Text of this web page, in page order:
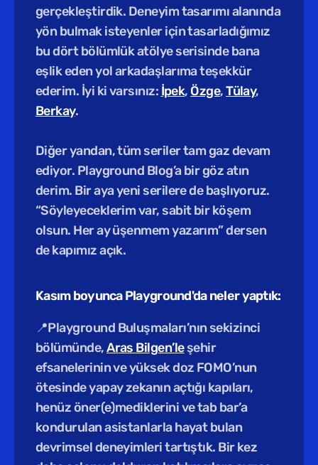
gerçekleştirdik. Deneyim tasarımı alanında
yön bulmak isteyenler için tasarladığımız
bu dört bölümlük atölye serisinde bana
eşlik eden yol arkadaşlarıma teşekkür
ederim. İyi ki varsınız: İpek, Özge, Tülay
Berkay.
Diğer yandan, tüm seriler tam gaz devam
ediyor. Playground Blog’a bir göz atın
derim. Bir aya yeni serilere de başlıyoruz.
“Söyleyeceklerim var, sabit bir köşem
olsun. Her ay üşenmem yazarım” dersen
de kapımız açık.
Kasım boyunca Playground'da neler yaptık:
📍Playground Buluşmaları’nın sekizinci
bölümünde, Aras Bilgen’le şehir
efsanelerinin ve yüksek doz FOMO’nun
ötesinde yapay zekanın açtığı kapıları,
henüz öner(e)mediklerini ve tab bar’a
kondurulan asistanlarla hayat bulan
devrimsel deneyimleri tartıştık. Bir kez